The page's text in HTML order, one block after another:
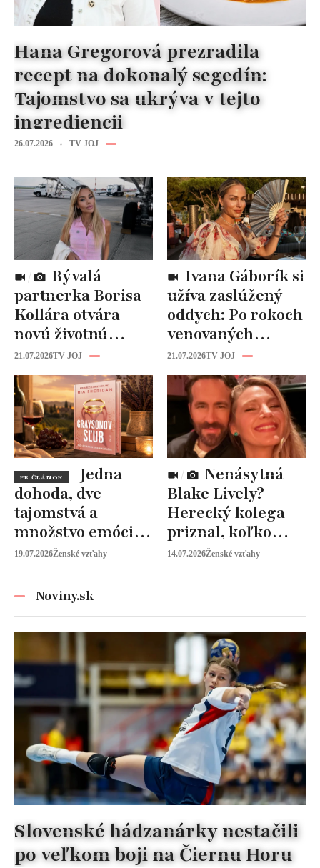
Hana Gregorová prezradila
recept na dokonalý segedín:
Tajomstvo sa ukrýva v tejto
ingrediencii
26.07.2026 TV JOJ
partnerka Borisa
Kollára otvára
novú životnú
kapitolu: Laura
Vizváryová ide
pomáhať ženám
21.07.2026TV JOJ
užíva zaslúžený
oddych: Po rokoch
venovaných
rodine prišiel čas
na seba
21.07.2026TV JOJ
PR ČLÁNOK
dohoda, dve
tajomstvá a
množstvo emócií.
Mia Sheridan a
19.07.2026Ženské vzťahy
Blake Lively?
Herecký kolega
priznal, koľko
peňazí od neho
14.07.2026Ženské vzťahy
Noviny.sk
Slovenské hádzanárky nestačili
po veľkom boji na Čiernu Horu